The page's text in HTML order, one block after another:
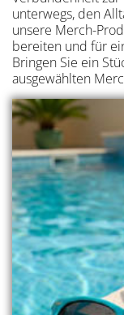
unterwegs, den
unsere Merch-
bereiten und für
Bringen Sie ein
ausgewählten